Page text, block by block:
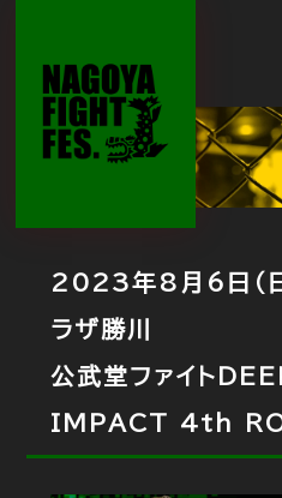
2023年8月6日（日
ラザ勝川
公武堂ファイト
IMPACT 4th